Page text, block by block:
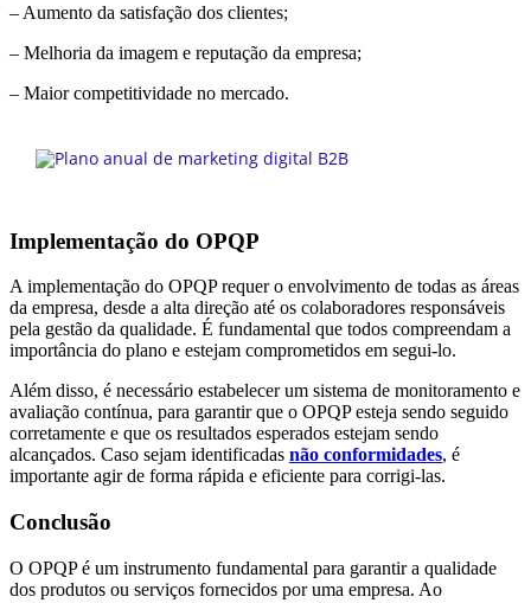
– Aumento da satisfação dos clientes;
– Melhoria da imagem e reputação da empresa;
– Maior competitividade no mercado.
Implementação do OPQP
A implementação do OPQP requer o envolvimento de todas as áreas
da empresa, desde a alta direção até os colaboradores responsáveis
pela gestão da qualidade. É fundamental que todos compreendam a
importância do plano e estejam comprometidos em segui-lo.
Além disso, é necessário estabelecer um sistema de monitoramento e
avaliação contínua, para garantir que o OPQP esteja sendo seguido
corretamente e que os resultados esperados estejam sendo
alcançados. Caso sejam identificadas não conformidades, é
importante agir de forma rápida e eficiente para corrigi-las.
Conclusão
O OPQP é um instrumento fundamental para garantir a qualidade
dos produtos ou serviços fornecidos por uma empresa. Ao